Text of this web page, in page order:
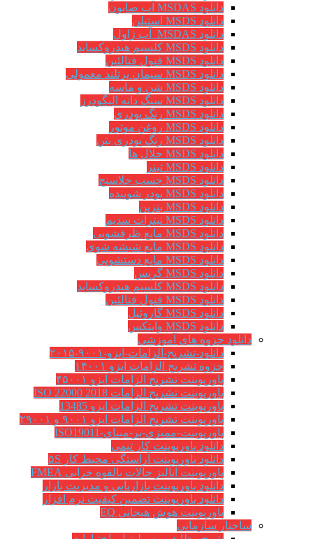
دانلود جزوه های آموزشی
دانلود-تشریح-الزامات-ایزو-۹۰۰۱-۲۰۱۵
جزوه تشریح الزامات ایزو ۱۴۰۰۱
پاورپوینت تشریح الزامات ایزو ۴۵۰۰۱
پاورپوینت تشریح الزامات ISO 22000 2018
پاورپوینت تشریح الزامات ایزو 13485
پاورپوینت تشریح الزامات ایزو ۹۰۰۱ و ۲۹۰۰۱
پاورپوینت-ممیزی-بر-مبنای-ISO19011
دانلود پاورپوینت کار تیمی
دانلود پاورپوینت آراستگی محیط کار ۵S
پاورپوینت آنالیز حالات بالقوه خرابی FMEA
دانلود پاورپوینت بازاریابی و مدیریت بازار
دانلود پاورپوینت تضمین کیفیت نرم افزار
پاورپوینت هوش هیجانی EQ
ساختار سازمانی